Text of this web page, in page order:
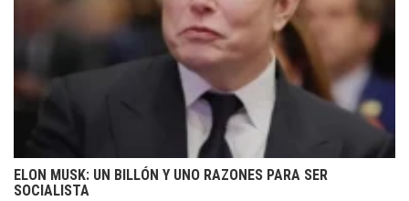
ELON MUSK: UN BILLÓN Y UNO RAZONES PARA SER
SOCIALISTA